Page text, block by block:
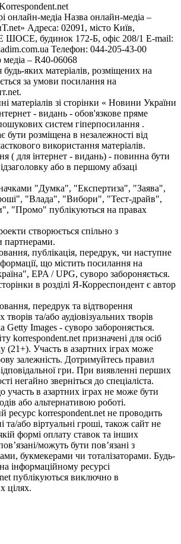
онлайн-медіа Назва онлайн-медіа –
Адреса: 02091, місто Київ,
будинок 172-Б, офіс 208/1 E-mail:
Телефон: 044-205-43-00
медіа – R40-06068
яких матеріалів, розміщених на
за умови посилання на
матеріалів зі сторінки « Новини України
- видань - обов'язкове пряме
систем гіперпосилання .
бути розміщена в незалежності від
використання матеріалів.
( для інтернет - видань) - повинна бути
або в першому абзаці
"Думка", "Експертиза", "Заява",
"Влада", "Вибори", "Тест-драйв",
"Промо" публікуються на правах
створюється спільно з
партнерами.
публікація, передрук, чи наступне
що містить посилання на
EPA / UPG, суворо забороняється.
в розділі Я-Корреспондент є автор
передрук та відтворення
творів та/або аудіовізуальних творів
Getty Images - суворо забороняється.
korrespondent.net призначені для осіб
(21+). Участь в азартних іграх може
залежність. Дотримуйтесь правил
гри. При виявленні перших
негайно зверніться до спеціаліста.
участь в азартних іграх не може бути
або альтернативою роботі.
ресурс korrespondent.net не проводить
та/або віртуальні гроші, також сайт не
формі оплату ставок та інших
можуть бути пов’язані з
букмекерами чи тоталізаторами. Будь-
інформаційному ресурсі
публікуються виключно в
цілях.